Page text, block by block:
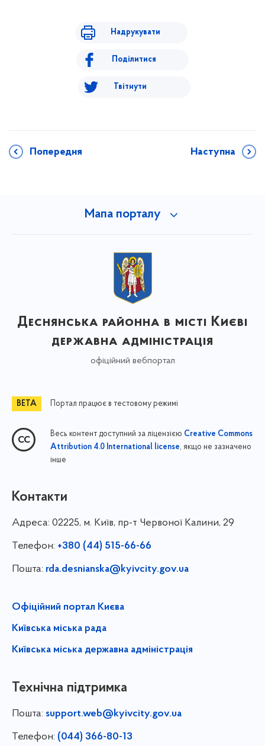
Надрукувати
Поділитися
Твітнути
Попередня Наступна
Мапа порталу
Деснянська районна в місті Києві
державна адміністрація
офіційний вебпортал
Портал працює в тестовому режимі
Весь контент доступний за ліцензією Creative Commons
Attribution 4.0 International license, якщо не зазначено
інше
Контакти
Адреса: 02225, м. Київ, пр-т Червоної Калини, 29
Телефон: +380 (44) 515-66-66
Пошта: rda.desnianska@kyivcity.gov.ua
Офіційний портал Києва
Київська міська рада
Київська міська державна адміністрація
Технічна підтримка
Пошта: support.web@kyivcity.gov.ua
Телефон: (044) 366-80-13